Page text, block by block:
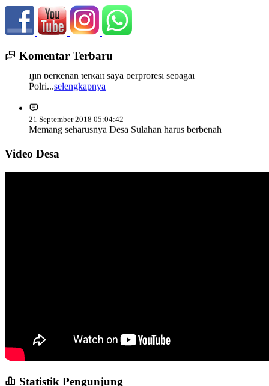
Komentar Terbaru
Bagaimana cara agar membentuk keanggotaan LPM
agar...selengkapnya
30 September 2019 10:48:01
Polri...selengkapnya
21 September 2018 05:04:42
Memang seharusnya Desa Sulahan harus berbenah
demi...selengkapnya
Video Desa
Statistik Pengunjung